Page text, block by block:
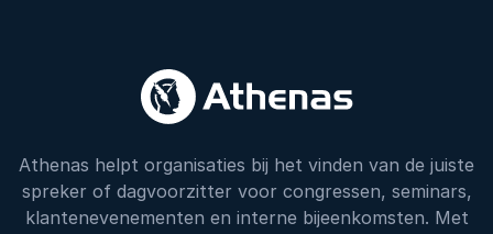
Athenas helpt organisaties bij het vinden van de juiste
spreker of dagvoorzitter voor congressen, seminars,
klantenevenementen en interne bijeenkomsten. Met